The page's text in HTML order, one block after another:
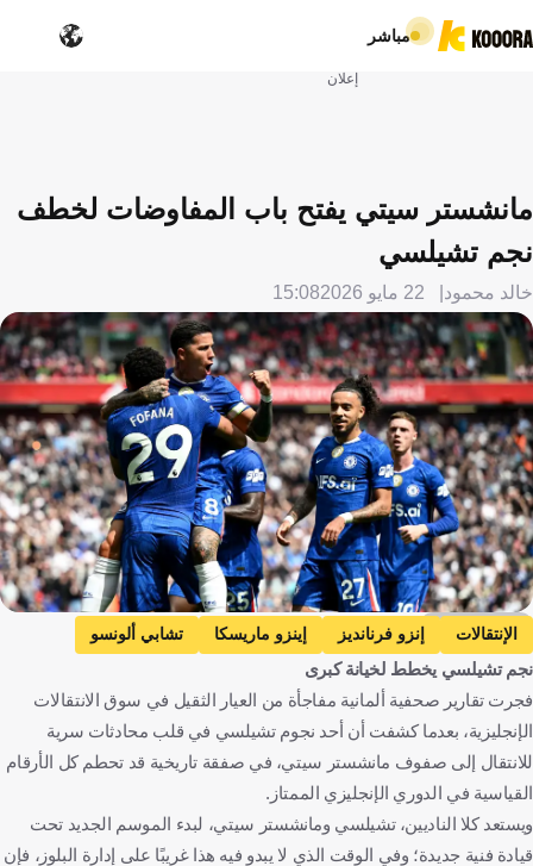
مباشر
إعلان
مانشستر سيتي يفتح باب المفاوضات لخطف
نجم تشيلسي
خالد محمود 22 مايو 2026 15:08
Getty Images
الإنتقالات إنزو فرنانديز إينزو ماريسكا
تشابي ألونسو
تشيلسي
مانشستر سيتي
الأرجنتين
إيطاليا إسبانيا إنجلترا كرة قدم
نجم تشيلسي يخطط لخيانة كبرى
فجرت تقارير صحفية ألمانية مفاجأة من العيار الثقيل في سوق الانتقالات
الإنجليزية، بعدما كشفت أن أحد نجوم تشيلسي في قلب محادثات سرية
للانتقال إلى صفوف مانشستر سيتي، في صفقة تاريخية قد تحطم كل الأرقام
القياسية في الدوري الإنجليزي الممتاز.
ويستعد كلا الناديين، تشيلسي ومانشستر سيتي، لبدء الموسم الجديد تحت
قيادة فنية جديدة؛ وفي الوقت الذي لا يبدو فيه هذا غريبًا على إدارة البلوز، فإن